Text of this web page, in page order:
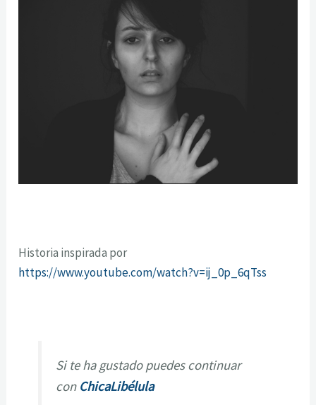
Historia inspirada por
https://www.youtube.com/watch?v=ij_0p_6qTss
Si te ha gustado puedes continuar
conChicaLibélula